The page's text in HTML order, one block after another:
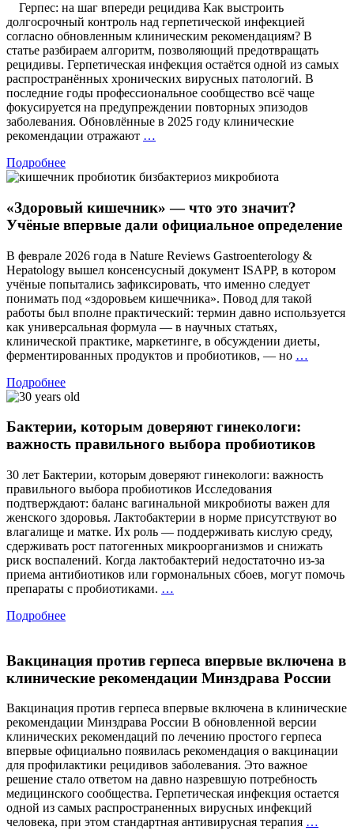
Герпес: на шаг впереди рецидива Как выстроить
долгосрочный контроль над герпетической инфекцией
согласно обновленным клиническим рекомендациям? В
статье разбираем алгоритм, позволяющий предотвращать
рецидивы. Герпетическая инфекция остаётся одной из самых
распространённых хронических вирусных патологий. В
последние годы профессиональное сообщество всё чаще
фокусируется на предупреждении повторных эпизодов
заболевания. Обновлённые в 2025 году клинические
рекомендации отражают …
впереди
Подробнее
«Здоровый кишечник» — что это значит?
Учёные впервые дали официальное определение
В феврале 2026 года в Nature Reviews Gastroenterology &
Hepatology вышел консенсусный документ ISAPP, в котором
учёные попытались зафиксировать, что именно следует
понимать под «здоровьем кишечника». Повод для такой
работы был вполне практический: термин давно используется
как универсальная формула — в научных статьях,
клинической практике, маркетинге, в обсуждении диеты,
ферментированных продуктов и пробиотиков, — но …
Учёные
Подробнее
Бактерии, которым доверяют гинекологи:
важность правильного выбора пробиотиков
30 лет Бактерии, которым доверяют гинекологи: важность
правильного выбора пробиотиков Исследования
подтверждают: баланс вагинальной микробиоты важен для
женского здоровья. Лактобактерии в норме присутствуют во
влагалище и матке. Их роль — поддерживать кислую среду,
сдерживать рост патогенных микроорганизмов и снижать
риск воспалений. Когда лактобактерий недостаточно из-за
приема антибиотиков или гормональных сбоев, могут помочь
препараты с пробиотиками. …
правильного
выбора
пробиотиков
Подробнее
Вакцинация против герпеса впервые включена в
клинические рекомендации Минздрава России
Вакцинация против герпеса впервые включена в клинические
рекомендации Минздрава России В обновленной версии
клинических рекомендаций по лечению простого герпеса
впервые официально появилась рекомендация о вакцинации
для профилактики рецидивов заболевания. Это важное
решение стало ответом на давно назревшую потребность
медицинского сообщества. Герпетическая инфекция остается
одной из самых распространенных вирусных инфекций
человека, при этом стандартная антивирусная терапия …